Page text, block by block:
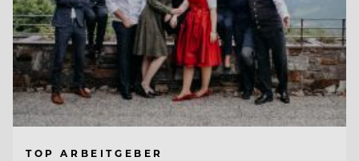
TOP ARBEITGEBER